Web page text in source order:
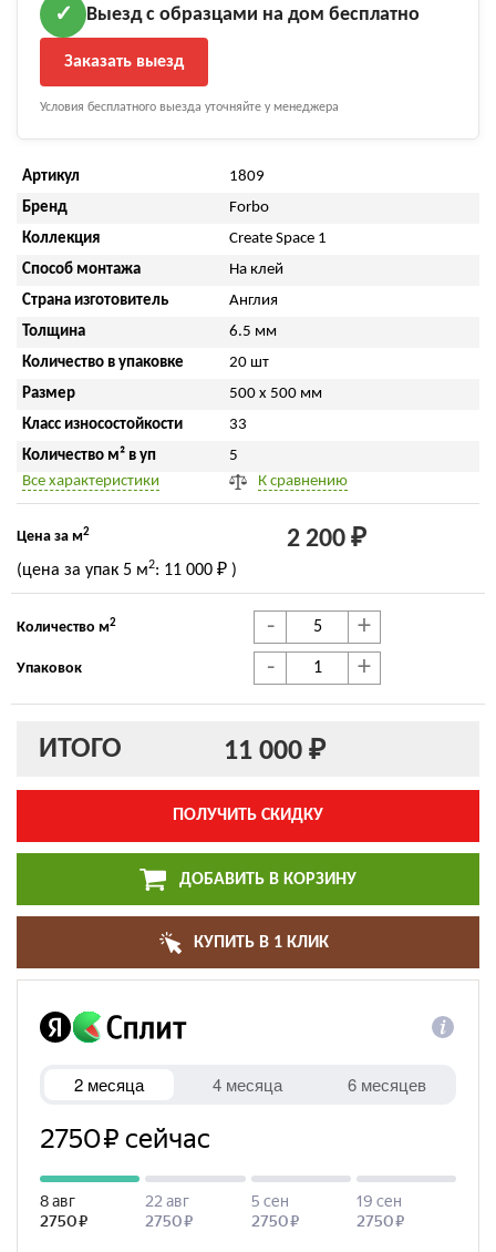
✓ Выезд с образцами на дом бесплатно
Заказать выезд
Условия бесплатного выезда уточняйте у менеджера
Артикул
1809
Бренд
Forbo
Коллекция
Create Space 1
Способ монтажа
На клей
Страна изготовитель
Англия
Толщина
6.5 мм
Количество в упаковке
20 шт
Размер
500 x 500 мм
Класс износостойкости
33
Количество м² в уп
5
Все характеристики
К сравнению
Цена за м2 2 200 ₽
(цена за упак 5 м2: 11 000 ₽ )
Количество м2 - +
Упаковок - +
ИТОГО 11 000 ₽
ПОЛУЧИТЬ СКИДКУ
ДОБАВИТЬ В КОРЗИНУ
КУПИТЬ В 1 КЛИК